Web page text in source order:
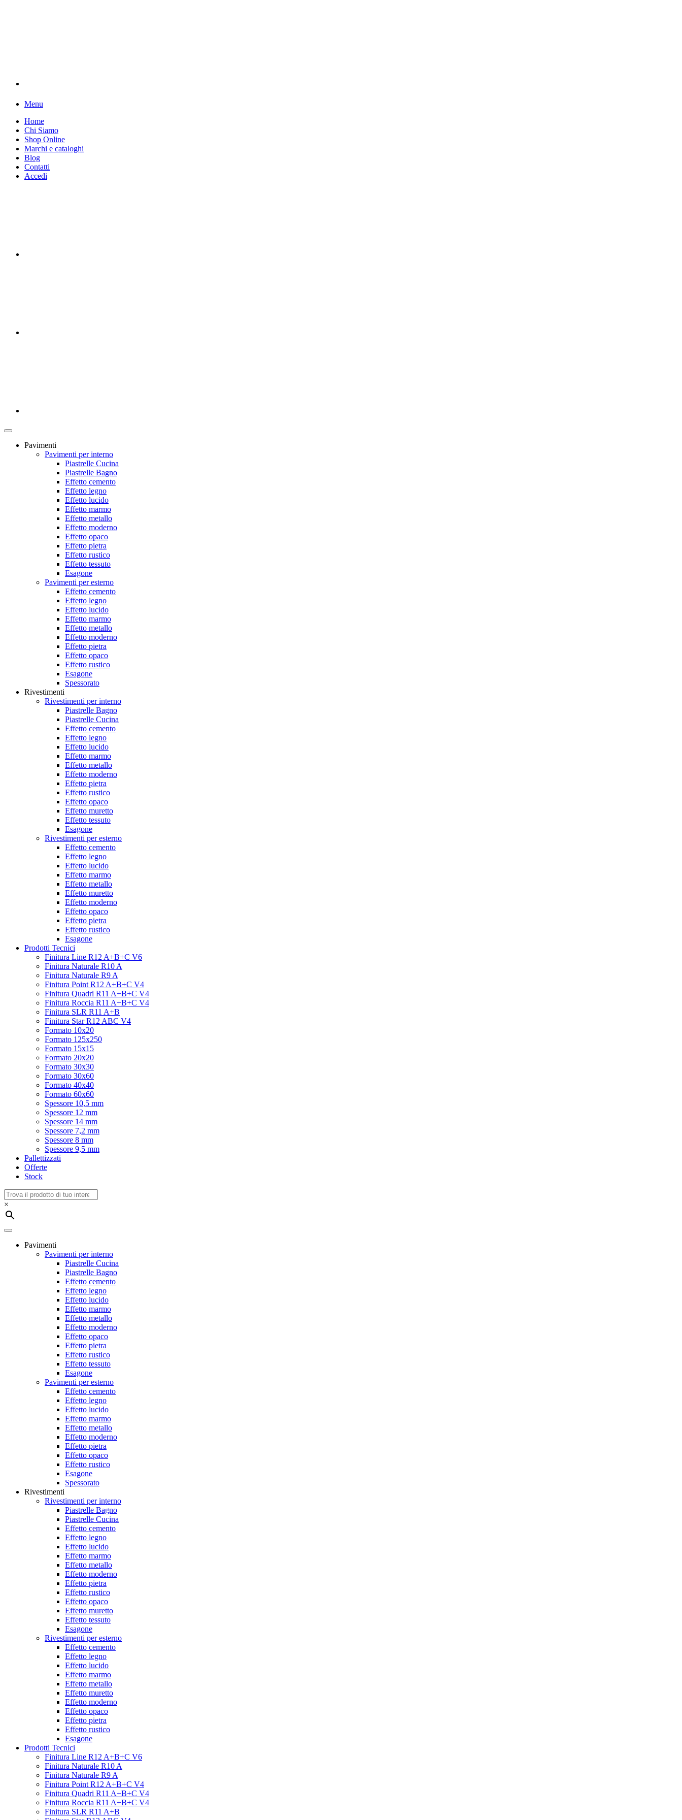
Menu
Home
Chi Siamo
Shop Online
Marchi e cataloghi
Blog
Contatti
Accedi
Pavimenti
Pavimenti per interno
Piastrelle Cucina
Piastrelle Bagno
Effetto cemento
Effetto legno
Effetto lucido
Effetto marmo
Effetto metallo
Effetto moderno
Effetto opaco
Effetto pietra
Effetto rustico
Effetto tessuto
Esagone
Pavimenti per esterno
Effetto cemento
Effetto legno
Effetto lucido
Effetto marmo
Effetto metallo
Effetto moderno
Effetto pietra
Effetto opaco
Effetto rustico
Esagone
Spessorato
Rivestimenti
Rivestimenti per interno
Piastrelle Bagno
Piastrelle Cucina
Effetto cemento
Effetto legno
Effetto lucido
Effetto marmo
Effetto metallo
Effetto moderno
Effetto pietra
Effetto rustico
Effetto opaco
Effetto muretto
Effetto tessuto
Esagone
Rivestimenti per esterno
Effetto cemento
Effetto legno
Effetto lucido
Effetto marmo
Effetto metallo
Effetto muretto
Effetto moderno
Effetto opaco
Effetto pietra
Effetto rustico
Esagone
Prodotti Tecnici
Finitura Line R12 A+B+C V6
Finitura Naturale R10 A
Finitura Naturale R9 A
Finitura Point R12 A+B+C V4
Finitura Quadri R11 A+B+C V4
Finitura Roccia R11 A+B+C V4
Finitura SLR R11 A+B
Finitura Star R12 ABC V4
Formato 10x20
Formato 125x250
Formato 15x15
Formato 20x20
Formato 30x30
Formato 30x60
Formato 40x40
Formato 60x60
Spessore 10,5 mm
Spessore 12 mm
Spessore 14 mm
Spessore 7,2 mm
Spessore 8 mm
Spessore 9,5 mm
Pallettizzati
Offerte
Stock
×
Pavimenti
Pavimenti per interno
Piastrelle Cucina
Piastrelle Bagno
Effetto cemento
Effetto legno
Effetto lucido
Effetto marmo
Effetto metallo
Effetto moderno
Effetto opaco
Effetto pietra
Effetto rustico
Effetto tessuto
Esagone
Pavimenti per esterno
Effetto cemento
Effetto legno
Effetto lucido
Effetto marmo
Effetto metallo
Effetto moderno
Effetto pietra
Effetto opaco
Effetto rustico
Esagone
Spessorato
Rivestimenti
Rivestimenti per interno
Piastrelle Bagno
Piastrelle Cucina
Effetto cemento
Effetto legno
Effetto lucido
Effetto marmo
Effetto metallo
Effetto moderno
Effetto pietra
Effetto rustico
Effetto opaco
Effetto muretto
Effetto tessuto
Esagone
Rivestimenti per esterno
Effetto cemento
Effetto legno
Effetto lucido
Effetto marmo
Effetto metallo
Effetto muretto
Effetto moderno
Effetto opaco
Effetto pietra
Effetto rustico
Esagone
Prodotti Tecnici
Finitura Line R12 A+B+C V6
Finitura Naturale R10 A
Finitura Naturale R9 A
Finitura Point R12 A+B+C V4
Finitura Quadri R11 A+B+C V4
Finitura Roccia R11 A+B+C V4
Finitura SLR R11 A+B